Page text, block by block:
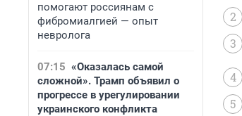
помогают россиянам с
фибромиалгией — опыт
невролога
07:15 «Оказалась самой
сложной». Трамп объявил о
прогрессе в урегулировании
украинского конфликта
2
3
4
5